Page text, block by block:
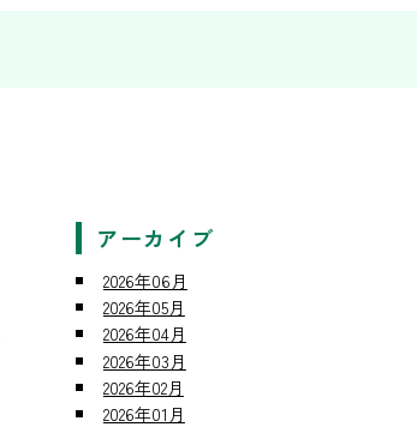
アーカイブ
2026年06月
2026年05月
2026年04月
2026年03月
2026年02月
2026年01月